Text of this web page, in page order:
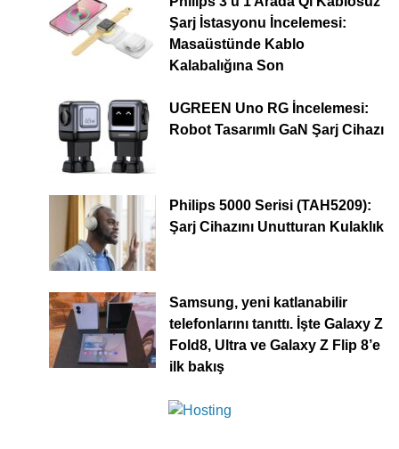
Şarj İstasyonu İncelemesi:
Masaüstünde Kablo
Kalabalığına Son
UGREEN Uno RG İncelemesi:
Robot Tasarımlı GaN Şarj Cihazı
Philips 5000 Serisi (TAH5209):
Şarj Cihazını Unutturan Kulaklık
Samsung, yeni katlanabilir
telefonlarını tanıttı. İşte Galaxy Z
Fold8, Ultra ve Galaxy Z Flip 8’e
ilk bakış